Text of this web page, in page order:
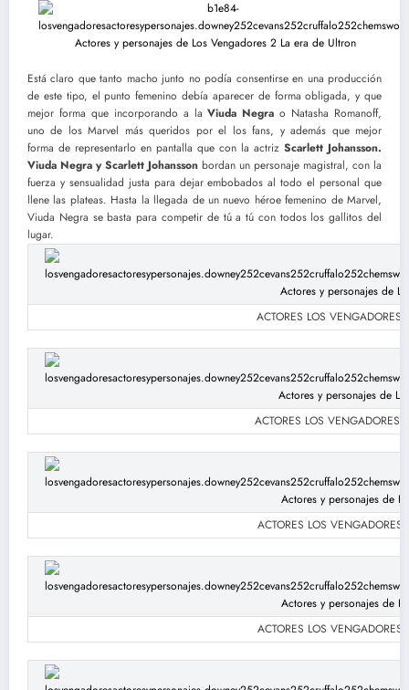
Está claro que tanto macho junto no podía consentirse en una producción
de este tipo, el punto femenino debía aparecer de forma obligada, y que
mejor forma que incorporando a laViuda Negra o Natasha Romanoff,
uno de los Marvel más queridos por el los fans, y además que mejor
forma de representarlo en pantalla que con la actriz Scarlett Johansson.
Viuda Negra y Scarlett Johansson bordan un personaje magistral, con la
fuerza y sensualidad justa para dejar embobados al todo el personal que
llene las plateas. Hasta la llegada de un nuevo héroe femenino de Marvel,
Viuda Negra se basta para competir de tú a tú con todos los gallitos del
lugar.
ACTORES LOS
ACTORES LOS
ACTORES LOS
ACTORES LOS